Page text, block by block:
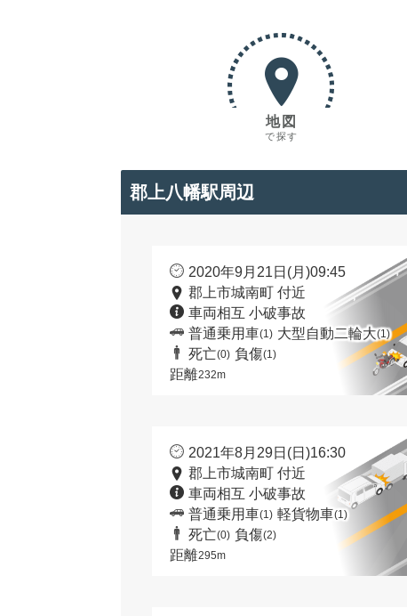
地図
で探す
郡上八幡駅周辺
2020年9月21日(月)09:45
郡上市城南町 付近
車両相互 小破事故
普通乗用車(1) 大型自動二輪大(1)
死亡(0) 負傷(1)
距離232m
2021年8月29日(日)16:30
郡上市城南町 付近
車両相互 小破事故
普通乗用車(1) 軽貨物車(1)
死亡(0) 負傷(2)
距離295m